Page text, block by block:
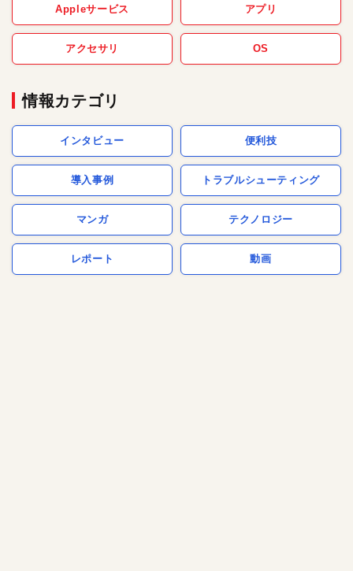
Appleサービス アプリ
アクセサリ OS
情報カテゴリ
インタビュー 便利技
導入事例 トラブルシューティング
マンガ テクノロジー
レポート 動画